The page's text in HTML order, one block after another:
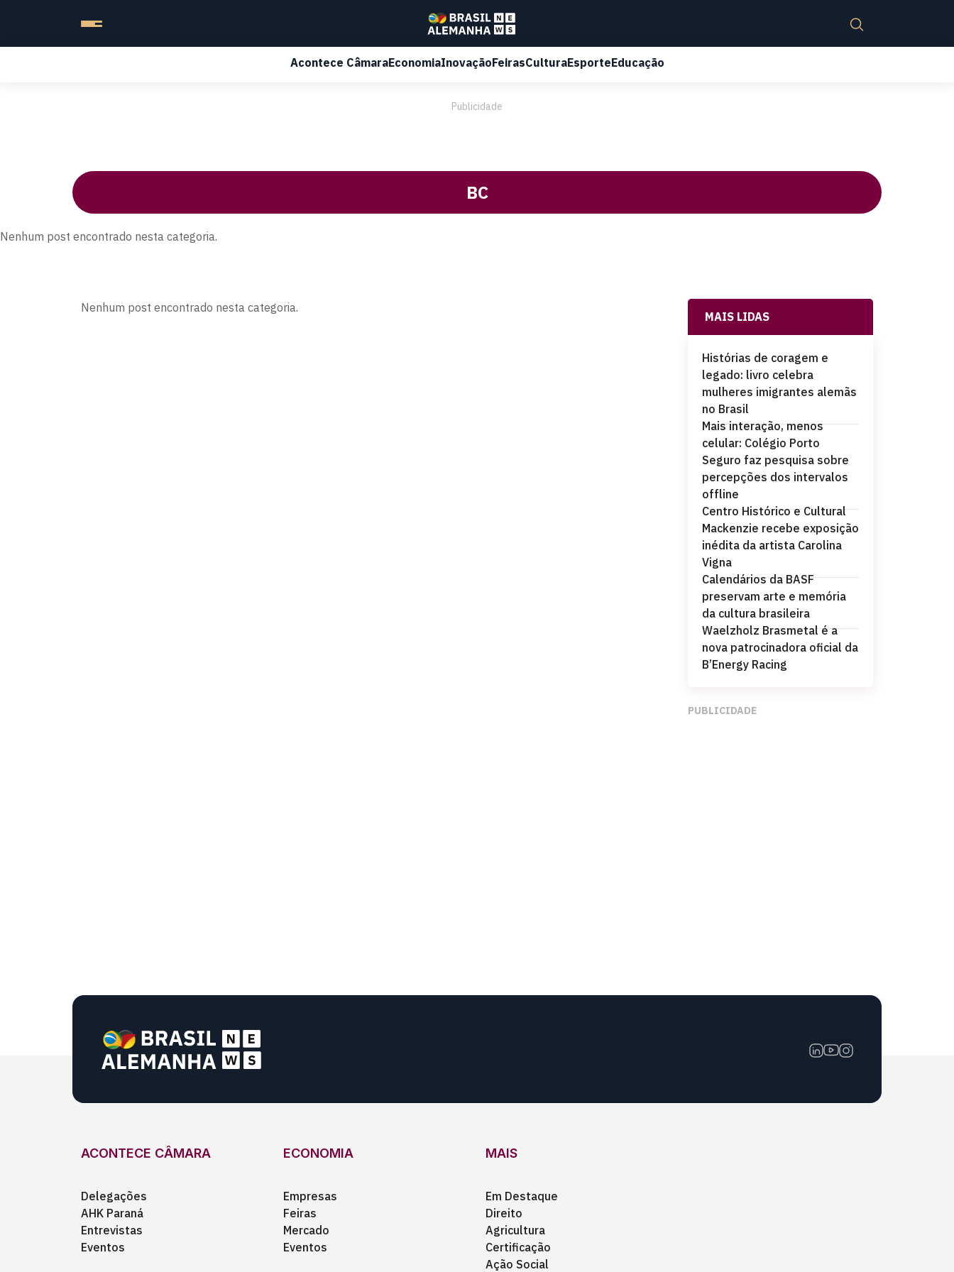
Acontece CâmaraEconomiaInovaçãoFeirasCulturaEsporteEducação
Publicidade
BC
Nenhum post encontrado nesta categoria.
Nenhum post encontrado nesta categoria.
MAIS LIDAS
Histórias de coragem e
legado: livro celebra
mulheres imigrantes alemãs
no Brasil
Mais interação, menos
celular: Colégio Porto
Seguro faz pesquisa sobre
percepções dos intervalos
offline
Centro Histórico e Cultural
Mackenzie recebe exposição
inédita da artista Carolina
Vigna
Calendários da BASF
preservam arte e memória
da cultura brasileira
Waelzholz Brasmetal é a
nova patrocinadora oficial da
B’Energy Racing
PUBLICIDADE
ACONTECE CÂMARA
Delegações
AHK Paraná
Entrevistas
Eventos
ECONOMIA
Empresas
Feiras
Mercado
Eventos
MAIS
Em Destaque
Direito
Agricultura
Certificação
Ação Social